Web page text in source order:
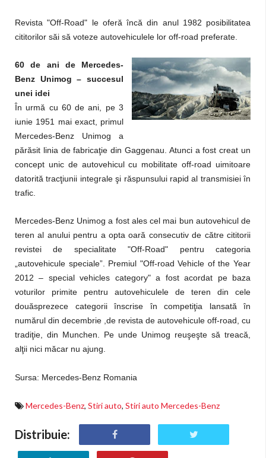
Revista "Off-Road" le oferă încă din anul 1982 posibilitatea
cititorilor săi să voteze autovehiculele lor off-road preferate.
60 de ani de Mercedes-
Benz Unimog – succesul
unei idei
În urmă cu 60 de ani, pe 3
iunie 1951 mai exact, primul
Mercedes-Benz Unimog a
părăsit linia de fabricaţie din Gaggenau. Atunci a fost creat un
concept unic de autovehicul cu mobilitate off-road uimitoare
datorită tracţiunii integrale şi răspunsului rapid al transmisiei în
trafic.
Mercedes-Benz Unimog a fost ales cel mai bun autovehicul de
teren al anului pentru a opta oară consecutiv de către cititorii
revistei de specialitate "Off-Road" pentru categoria
„autovehicule speciale”. Premiul "Off-road Vehicle of the Year
2012 – special vehicles category" a fost acordat pe baza
voturilor primite pentru autovehiculele de teren din cele
douăsprezece categorii înscrise în competiţia lansată în
numărul din decembrie ,de revista de autovehicule off-road, cu
tradiţie, din Munchen. Pe unde Unimog reuşeşte să treacă,
alţii nici măcar nu ajung.
Sursa: Mercedes-Benz Romania
Mercedes-Benz, Stiri auto, Stiri auto Mercedes-Benz
Distribuie: